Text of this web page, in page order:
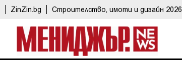
ZinZin.bg Строителство, имоти и дизайн 2026